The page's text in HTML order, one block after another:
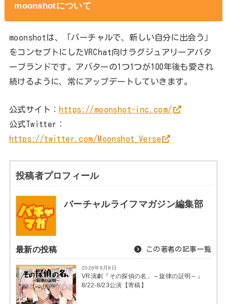
moonshotについて
moonshotは、「バーチャルで、新しい自分に出会う」
をコンセプトにしたVRChat向けラグジュアリーアバタ
ーブランドです。アバターの1つ1つが100年後も愛され
続けるように、常にアップデートしていきます。
公式サイト： https://moonshot-inc.com/
公式Twitter：
https://twitter.com/Moonshot_Verse
投稿者プロフィール
バーチャルライフマガジン編集部
最新の投稿 この著者の記事一覧
2026年8月8日
VR演劇『その探偵の名、～旋律の証明～』
8/22-8/23公演【寄稿】